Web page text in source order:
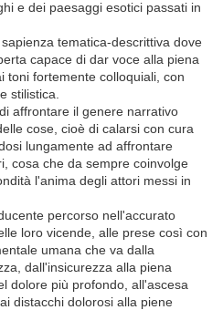
e dei paesaggi esotici passati in
tematica-descrittiva dove
capace di dar voce alla piena
toni fortemente colloquiali, con
stilistica.
affrontare il genere narrativo
cose, cioè di calarsi con cura
lungamente ad affrontare
cosa che da sempre coinvolge
l'anima degli attori messi in
percorso nell'accurato
loro vicende, alle prese così con
umana che va dalla
dall'insicurezza alla piena
dolore più profondo, all'ascesa
distacchi dolorosi alla piene